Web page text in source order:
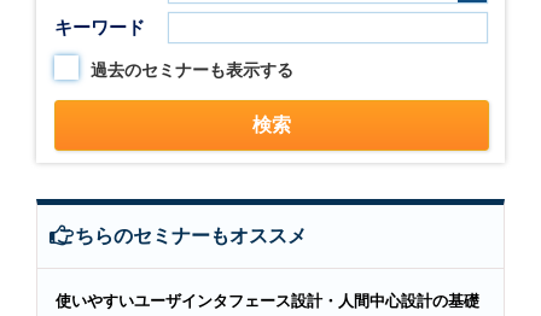
キーワード
過去のセミナーも表示する
こちらのセミナーもオススメ
使いやすいユーザインタフェース設計・人間中心設計の基礎